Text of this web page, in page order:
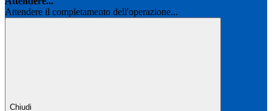
Attendere il completamento dell'operazione...
Chiudi